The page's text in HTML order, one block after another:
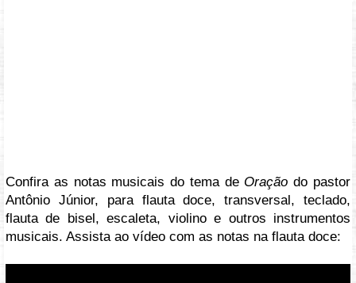
Confira as notas musicais do tema de Oração do pastor
Antônio Júnior, para flauta doce, transversal, teclado,
flauta de bisel, escaleta, violino e outros instrumentos
musicais. Assista ao vídeo com as notas na flauta doce: